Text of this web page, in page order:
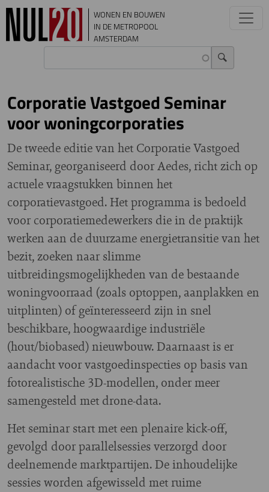
Overslaan en naar de inhoud gaan
WONEN EN BOUWEN
IN DE METROPOOL
AMSTERDAM
Corporatie Vastgoed Seminar
voor woningcorporaties
De tweede editie van het Corporatie Vastgoed
Seminar, georganiseerd door Aedes, richt zich op
actuele vraagstukken binnen het
corporatievastgoed. Het programma is bedoeld
voor corporatiemedewerkers die in de praktijk
werken aan de duurzame energietransitie van het
bezit, zoeken naar slimme
uitbreidingsmogelijkheden van de bestaande
woningvoorraad (zoals optoppen, aanplakken en
uitplinten) of geïnteresseerd zijn in snel
beschikbare, hoogwaardige industriële
(hout/biobased) nieuwbouw. Daarnaast is er
aandacht voor vastgoedinspecties op basis van
fotorealistische 3D-modellen, onder meer
samengesteld met drone-data.
Het seminar start met een plenaire kick-off,
gevolgd door parallelsessies verzorgd door
deelnemende marktpartijen. De inhoudelijke
sessies worden afgewisseld met ruime